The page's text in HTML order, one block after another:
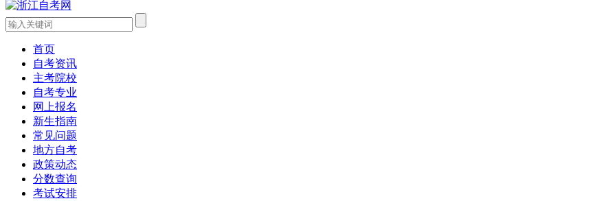
首页
自考资讯
主考院校
自考专业
网上报名
新生指南
常见问题
地方自考
政策动态
分数查询
考试安排